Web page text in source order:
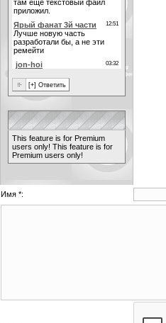
This feature is for Premium
users only! This feature is for
Premium users only!
Имя *: